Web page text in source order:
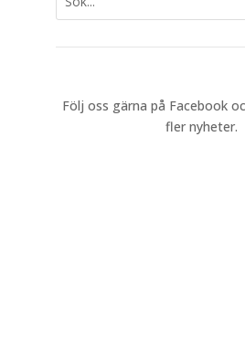
Följ oss gärna på Facebook
fler nyheter.